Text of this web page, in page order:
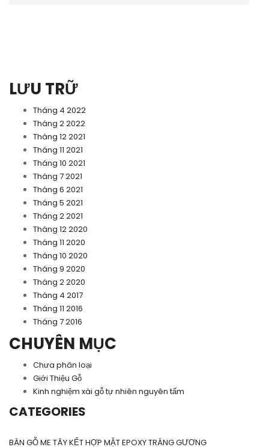
LƯU TRỮ
Tháng 4 2022
Tháng 2 2022
Tháng 12 2021
Tháng 11 2021
Tháng 10 2021
Tháng 7 2021
Tháng 6 2021
Tháng 5 2021
Tháng 2 2021
Tháng 12 2020
Tháng 11 2020
Tháng 10 2020
Tháng 9 2020
Tháng 2 2020
Tháng 4 2017
Tháng 11 2016
Tháng 7 2016
CHUYÊN MỤC
Chưa phân loại
Giới Thiệu Gỗ
Kinh nghiệm xài gỗ tự nhiên nguyên tấm
CATEGORIES
BÀN GỖ ME TÂY KẾT HỢP MẶT EPOXY TRÁNG GƯƠNG